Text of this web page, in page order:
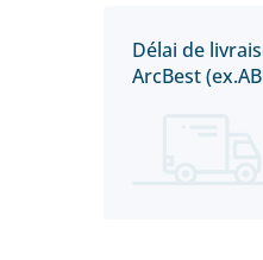
Délai de
ArcBest